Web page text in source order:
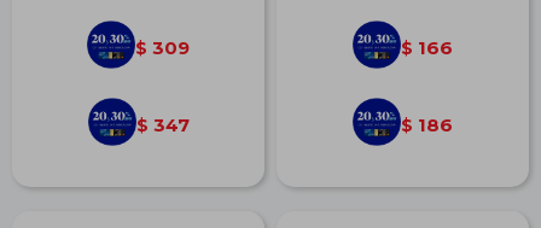
$ 309
$ 347
$ 166
$ 186